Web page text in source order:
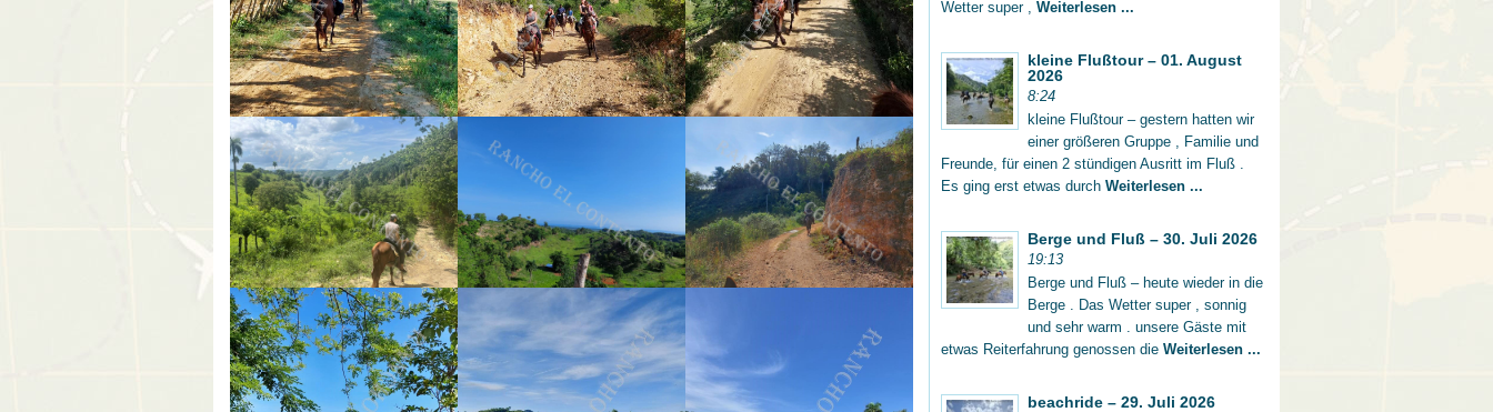
Wetter super , Weiterlesen ...
kleine Flußtour – 01. August
2026
8:24
kleine Flußtour – gestern hatten wir
einer größeren Gruppe , Familie und
Freunde, für einen 2 stündigen Ausritt im Fluß .
Es ging erst etwas durch Weiterlesen ...
Berge und Fluß – 30. Juli 2026
19:13
Berge und Fluß – heute wieder in die
Berge . Das Wetter super , sonnig
und sehr warm . unsere Gäste mit
etwas Reiterfahrung genossen die Weiterlesen ...
beachride – 29. Juli 2026